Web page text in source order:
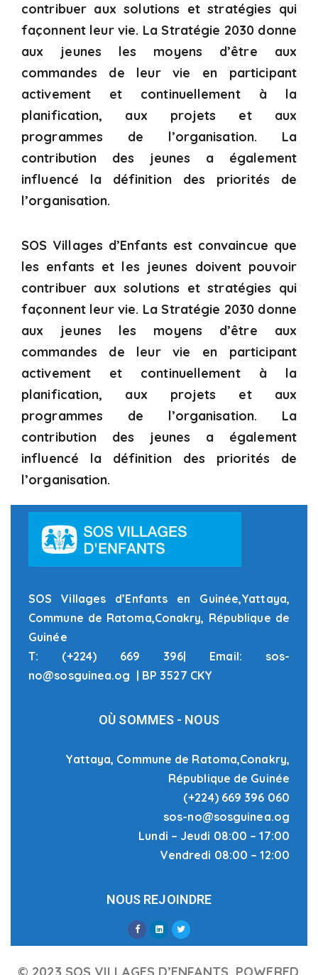
contribuer aux solutions et stratégies qui
façonnent leur vie. La Stratégie 2030 donne
aux jeunes les moyens d’être aux
commandes de leur vie en participant
activement et continuellement à la
planification, aux projets et aux
programmes de l’organisation. La
contribution des jeunes a également
influencé la définition des priorités de
l’organisation.
SOS Villages d’Enfants est convaincue que
les enfants et les jeunes doivent pouvoir
contribuer aux solutions et stratégies qui
façonnent leur vie. La Stratégie 2030 donne
aux jeunes les moyens d’être aux
commandes de leur vie en participant
activement et continuellement à la
planification, aux projets et aux
programmes de l’organisation. La
contribution des jeunes a également
influencé la définition des priorités de
l’organisation.
SOS Villages d’Enfants en Guinée,Yattaya,
Commune de Ratoma,Conakry, République de
Guinée
T: (+224) 669 396| Email: sos-
no@sosguinea.og | BP 3527 CKY
OÙ SOMMES - NOUS
Yattaya, Commune de Ratoma,Conakry,
République de Guinée
(+224) 669 396 060
sos-no@sosguinea.og
Lundi – Jeudi 08:00 – 17:00
Vendredi 08:00 – 12:00
NOUS REJOINDRE